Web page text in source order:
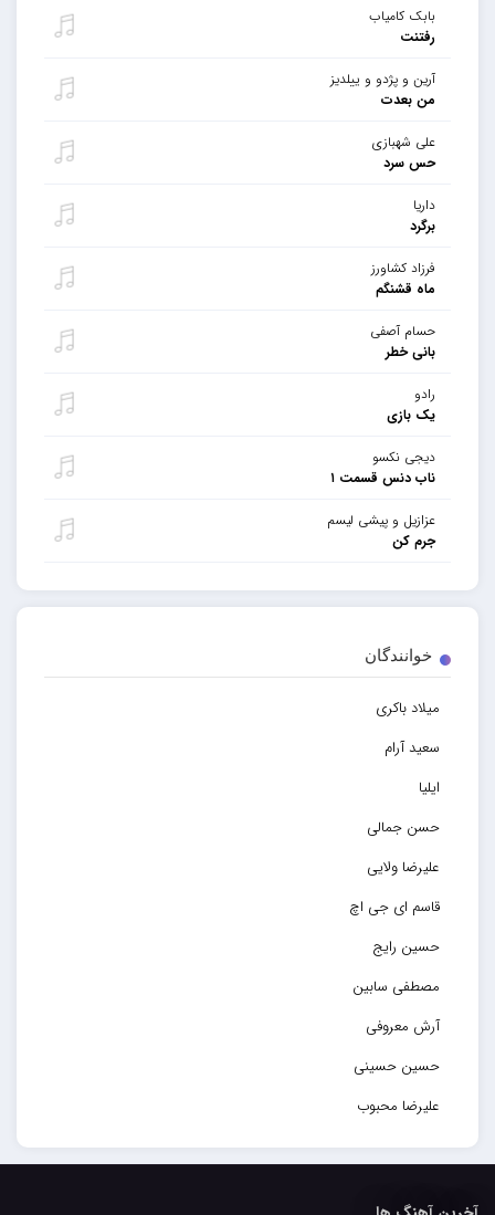
بابک کامیاب
رفتنت
آرین و پژدو و ییلدیز
من بعدت
علی شهبازی
حس سرد
داریا
برگرد
فرزاد کشاورز
ماه قشنگم
حسام آصفی
بانی خطر
رادو
یک بازی
دیجى نکسو
ناب دنس قسمت ١
عزازیل و پیشی لیسم
جرم کن
خوانندگان
میلاد باکری
سعید آرام
ایلیا
حسن جمالی
علیرضا ولایی
قاسم ای جی اچ
حسین رایج
مصطفی سابین
آرش معروفی
حسین حسینی
علیرضا محبوب
حسین حصارکی